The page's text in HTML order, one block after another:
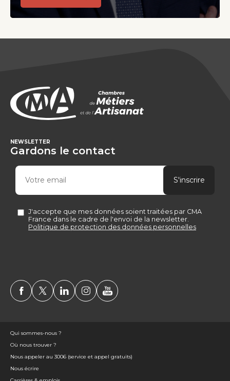
NEWSLETTER
Gardons le contact
Qui sommes-nous ?
Où nous trouver ?
Nous appeler au 3006 (service et appel gratuits)
Nous écrire